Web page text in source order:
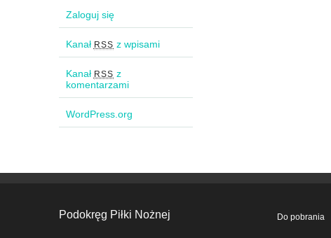
Zaloguj się
Kanał RSS z wpisami
Kanał RSS z
komentarzami
WordPress.org
Podokręg Piłki Nożnej Do pobrania